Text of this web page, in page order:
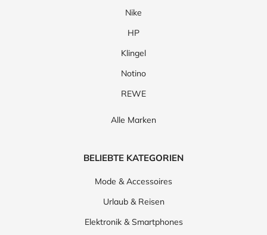
Nike
HP
Klingel
Notino
REWE
Alle Marken
BELIEBTE KATEGORIEN
Mode & Accessoires
Urlaub & Reisen
Elektronik & Smartphones